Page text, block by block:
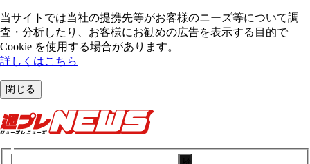
当サイトでは当社の提携先等がお客様のニーズ等について調
査・分析したり、お客様にお勧めの広告を表⽰する⽬的で
Cookie を使⽤する場合があります。
詳しくはこちら
閉じる